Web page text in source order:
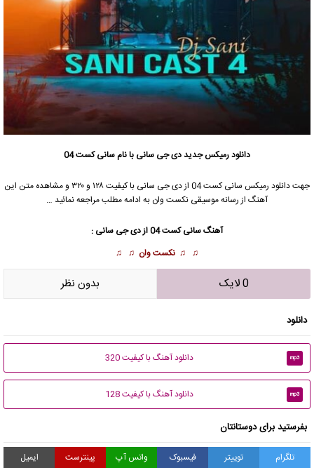
دانلود رمیکس جدید دی جی سانی با نام سانی کست 04
جهت دانلود رمیکس سانی کست 04 از دی جی سانی با کیفیت ۱۲۸ و ۳۲۰ و مشاهده متن این
آهنگ از رسانه موسیقی نکست وان به ادامه مطلب مراجعه نمائید …
آهنگ سانی کست 04 از دی جی سانی :
♫ ♫ نکست وان ♫ ♫
0 لایک بدون نظر
دانلود
mp3 دانلود آهنگ با کیفیت 320
mp3 دانلود آهنگ با کیفیت 128
بفرستید برای دوستانتان
تلگرام توییتر فیسبوک واتس آپ پینترست ایمیل